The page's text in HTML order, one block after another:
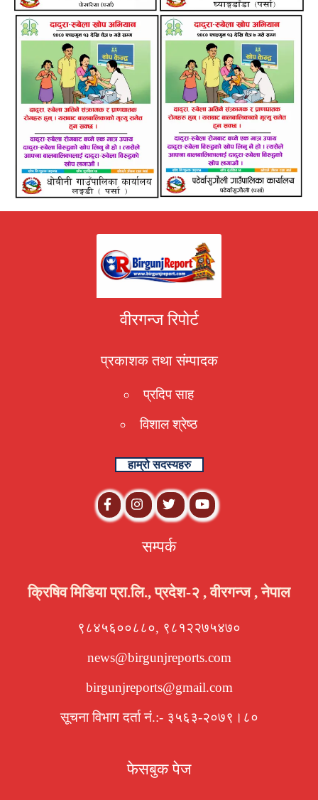
वीरगन्ज रिपोर्ट
प्रकाशक तथा संम्पादक
प्रदिप साह
विशाल श्रेष्ठ
हाम्रो सदस्यहरु
सम्पर्क
क्रिषिव मिडिया प्रा.लि., प्रदेश-२ , वीरगन्ज , नेपाल
९८४५६००८८०, ९८१२२७५४७०
news@birgunjreports.com
birgunjreports@gmail.com
सूचना विभाग दर्ता नं.:- ३५६३-२०७९।८०
फेसबुक पेज